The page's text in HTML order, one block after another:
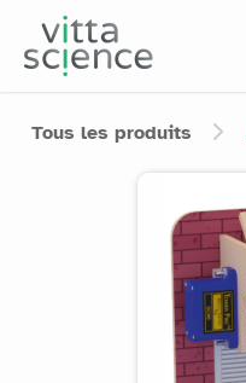
Tous les produits